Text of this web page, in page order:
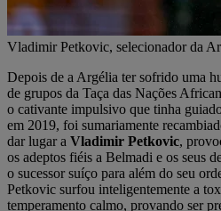
Vladimir Petkovic, selecionador da
Depois de a Argélia ter sofrido uma
de grupos da Taça das Nações
o cativante impulsivo que tinha
em 2019, foi sumariamente
dar lugar a Vladimir Petkovic,
os adeptos fiéis a Belmadi e os seus
o sucessor suíço para além do seu
Petkovic surfou inteligentemente a
temperamento calmo, provando ser